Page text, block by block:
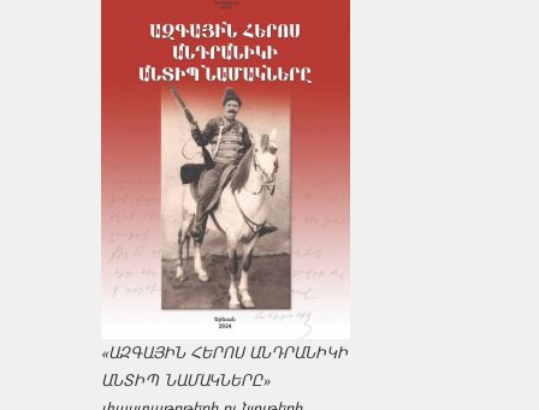
«ԱԶԳԱՅԻՆ ՀԵՐՈՍ ԱՆԴՐԱՆԻԿԻ
ԱՆՏԻՊ ՆԱՄԱԿՆԵՐԸ»